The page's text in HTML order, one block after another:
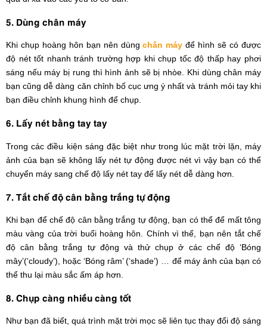
5. Dùng chân máy
Khi chụp hoàng hôn bạn nên dùngchân máy để hình sẽ có được
độ nét tốt nhanh tránh trường hợp khi chụp tốc độ thấp hay phơi
sáng nếu máy bị rung thì hình ảnh sẽ bị nhòe. Khi dùng chân máy
bạn cũng dễ dàng căn chỉnh bố cục ưng ý nhất và tránh mỏi tay khi
bạn điều chỉnh khung hình để chụp.
6. Lấy nét bằng tay tay
Trong các điều kiện sáng đặc biệt như trong lúc mặt trời lặn, máy
ảnh của bạn sẽ không lấy nét tự động được nét vì vậy bạn có thể
chuyển máy sang chế độ lấy nét tay để lấy nét dễ dàng hơn.
7. Tắt chế độ cân bằng trắng tự động
Khi bạn để chế độ cân bằng trắng tự động, bạn có thể để mất tông
màu vàng của trời buổi hoàng hôn. Chính vì thế, bạn nên tắt chế
độ cân bằng trắng tự động và thử chụp ở các chế độ ‘Bóng
mây’(‘cloudy’), hoặc ‘Bóng râm’ (‘shade’) … để máy ảnh của bạn có
thể thu lại màu sắc ấm áp hơn.
8. Chụp càng nhiều càng tốt
Như bạn đã biết, quá trình mặt trời mọc sẽ liên tục thay đổi độ sáng